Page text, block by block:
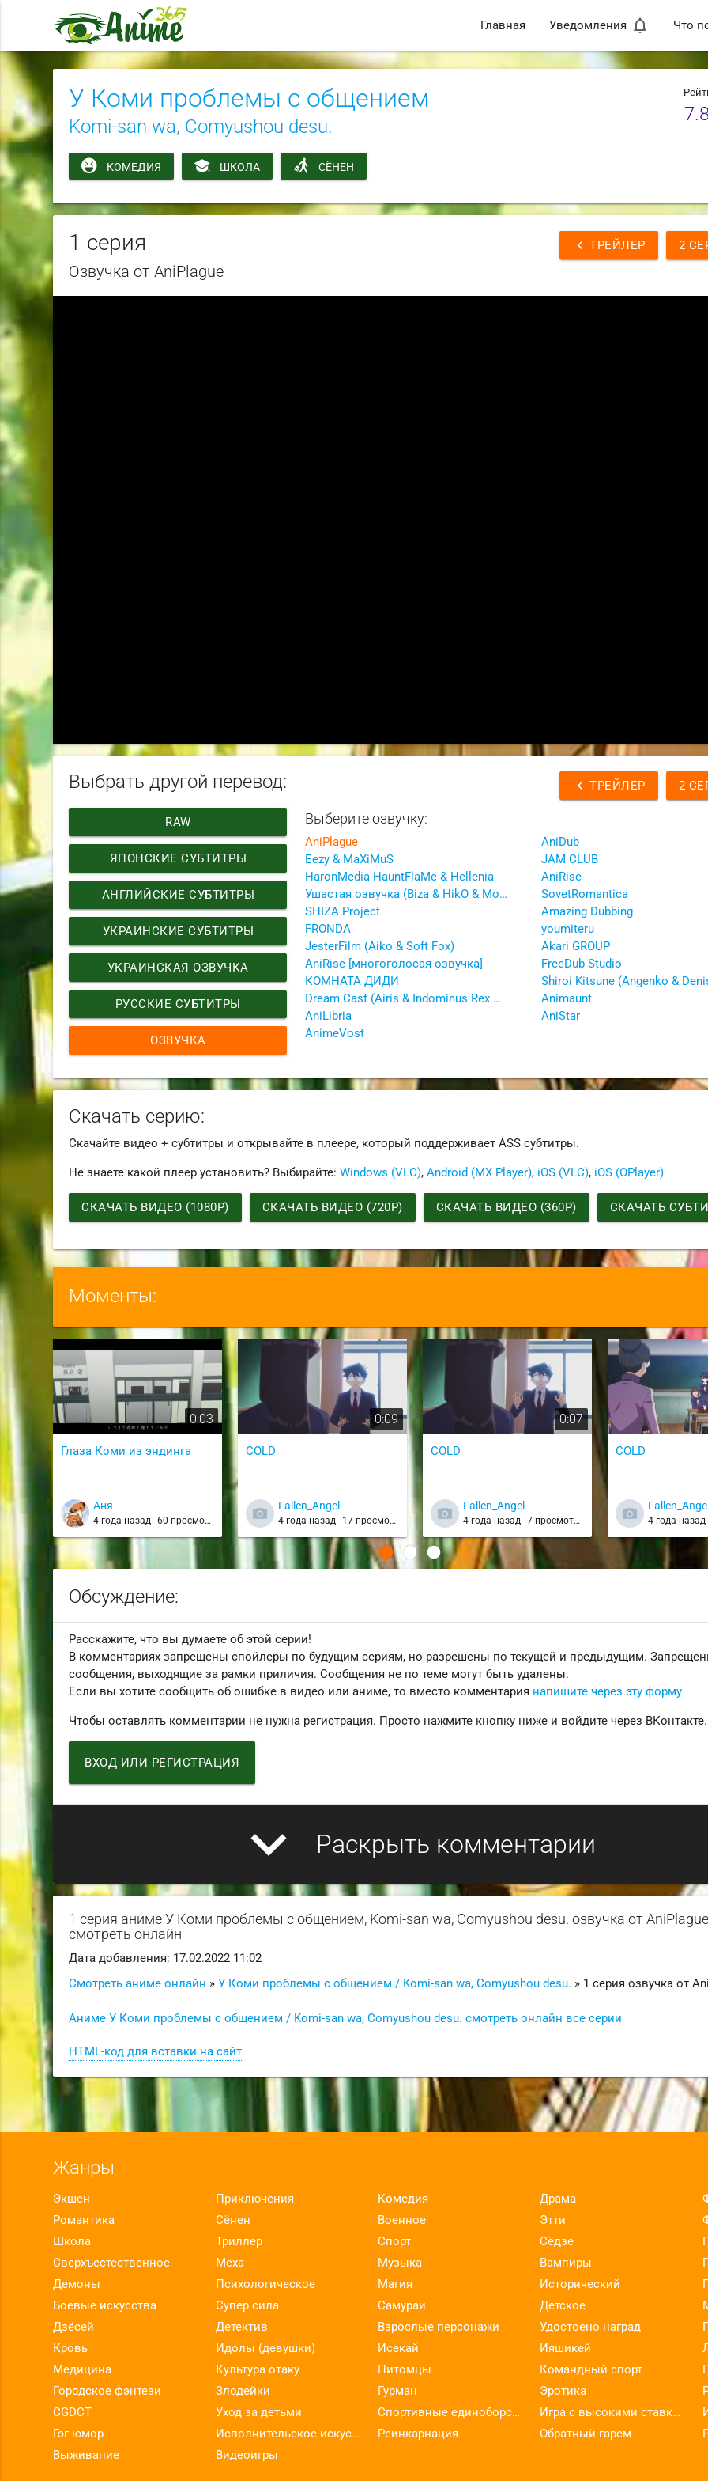
Главная Уведомления notifications_none Что
7.8
У Коми проблемы с общением
Komi-san wa, Comyushou desu.
КОМЕДИЯ ШКОЛА СЁНЕН
chevron_left ТРЕЙЛЕР 2
1 серия
Озвучка от AniPlague
chevron_left ТРЕЙЛЕР 2
Выбрать другой перевод:
RAW
ЯПОНСКИЕ СУБТИТРЫ
АНГЛИЙСКИЕ СУБТИТРЫ
УКРАИНСКИЕ СУБТИТРЫ
УКРАИНСКАЯ ОЗВУЧКА
РУССКИЕ СУБТИТРЫ
ОЗВУЧКА
Выберите озвучку:
AniPlague
Eezy & MaXiMuS
HaronMedia-HauntFlaMe & Hellenia
Ушастая озвучка (Biza & HikO & Morfo & OpSkei & Oyouma & Zrezwerder)
SHIZA Project
FRONDA
JesterFilm (Aiko & Soft Fox)
AniRise [многоголосая озвучка]
КОМНАТА ДИДИ
Dream Cast (Airis & Indominus Rex & Inferno_Phantom & Orru)
AniLibria
AnimeVost
AniDub
JAM CLUB
AniRise
SovetRomantica
Amazing Dubbing
youmiteru
Akari GROUP
FreeDub Studio
Animaunt
AniStar
Скачать серию:
Скачайте видео + субтитры и открывайте в плеере, который поддерживает ASS субтитры.
Не знаете какой плеер установить? Выбирайте:Windows (VLC),Android (MX Player), iOS (VLC), iOS (OPlayer)
СКАЧАТЬ ВИДЕО (1080P) СКАЧАТЬ ВИДЕО (720P) СКАЧАТЬ ВИДЕО (360P) СКАЧАТЬ
Моменты:
0:03
Глаза Коми из эндинга
Аня
4 года назад 60 просмотров
0:09
COLD
Fallen_Angel
4 года назад 17 просмотров
0:07
COLD
Fallen_Angel
4 года назад 7 просмотров
COLD
4 года назад
Обсуждение:
Расскажите, что вы думаете об этой серии!
В комментариях запрещены спойлеры по будущим сериям, но разрешены по текущей и предыдущим.
сообщения, выходящие за рамки приличия. Сообщения не по теме могут быть удалены.
Если вы хотите сообщить об ошибке в видео или аниме, то вместо комментария напишите через эту форму
Чтобы оставлять комментарии не нужна регистрация. Просто нажмите кнопку ниже и войдите через ВКонтакте.
ВХОД ИЛИ РЕГИСТРАЦИЯ
expand_more Раскрыть комментарии
1 серия аниме У Коми проблемы с общением, Komi-san wa, Comyushou desu. озвучка от AniPlague
смотреть онлайн
Дата добавления: 17.02.2022 11:02
Смотреть аниме онлайн »У Коми проблемы с общением / Komi-san wa, Comyushou desu. » 1 серия озвучка от
Аниме У Коми проблемы с общением / Komi-san wa, Comyushou desu. смотреть онлайн все серии
HTML-код для вставки на сайт
Жанры
Экшен Приключения Комедия Драма
Романтика
Сёнен Военное Этти
Школа
Триллер Спорт Сёдзе
Сверхъестественное
Меха Музыка Вампиры
Демоны
Психологическое Магия Исторический
Боевые искусства
Супер сила Самураи Детское
Дзёсей
Детектив Взрослые персонажи Удостоено наград
Кровь
Идолы (девушки) Исекай Ияшикей
Медицина
Культура отаку Питомцы Командный спорт
Городское фэнтези
Злодейки Гурман Эротика
CGDCT
Уход за детьми Спортивные единоборства Игра с высокими ставками
Гэг юмор
Исполнительское искусство Реинкарнация Обратный гарем
Выживание
Видеоигры